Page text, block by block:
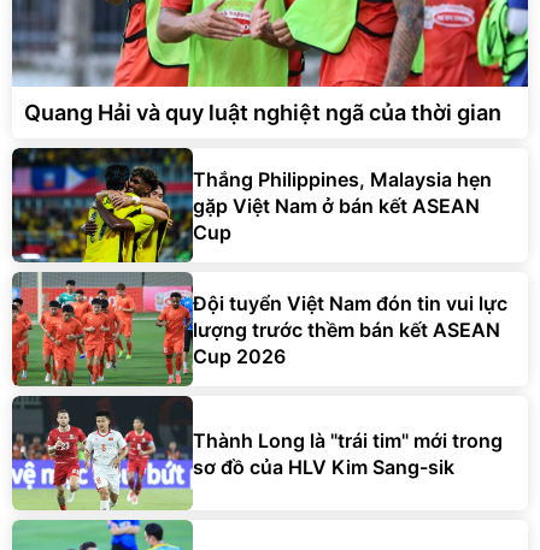
Quang Hải và quy luật nghiệt ngã của thời gian
Thắng Philippines, Malaysia hẹn
gặp Việt Nam ở bán kết ASEAN
Cup
Đội tuyển Việt Nam đón tin vui lực
lượng trước thềm bán kết ASEAN
Cup 2026
Thành Long là "trái tim" mới trong
sơ đồ của HLV Kim Sang-sik